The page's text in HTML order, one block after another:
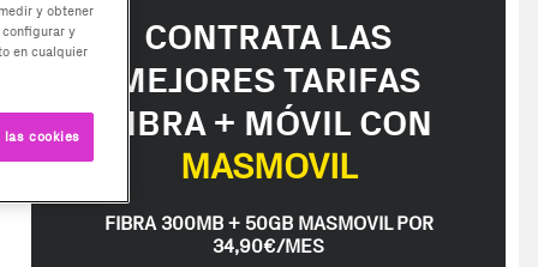
CONTRATA LAS
MEJORES TARIFAS
FIBRA + MÓVIL CON
MASMOVIL
FIBRA 300MB + 50GB MASMOVIL POR
34,90€/MES
y obtener
y
en cualquier
cookies